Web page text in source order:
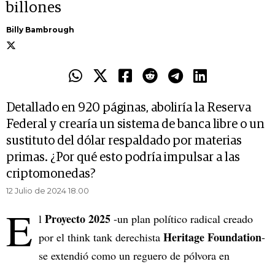
billones
Billy Bambrough
Detallado en 920 páginas, aboliría la Reserva
Federal y crearía un sistema de banca libre o un
sustituto del dólar respaldado por materias
primas. ¿Por qué esto podría impulsar a las
criptomonedas?
12 Julio de 2024 18.00
E l Proyecto 2025 -un plan político radical creado
por el think tank derechista Heritage Foundation-
se extendió como un reguero de pólvora en